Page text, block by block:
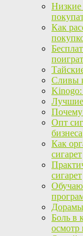
Низкие
Как
Сливы
Лучшие
Почему
Опт
бизнеса
Как
сигарет
сигарет
Боль в
осмотр